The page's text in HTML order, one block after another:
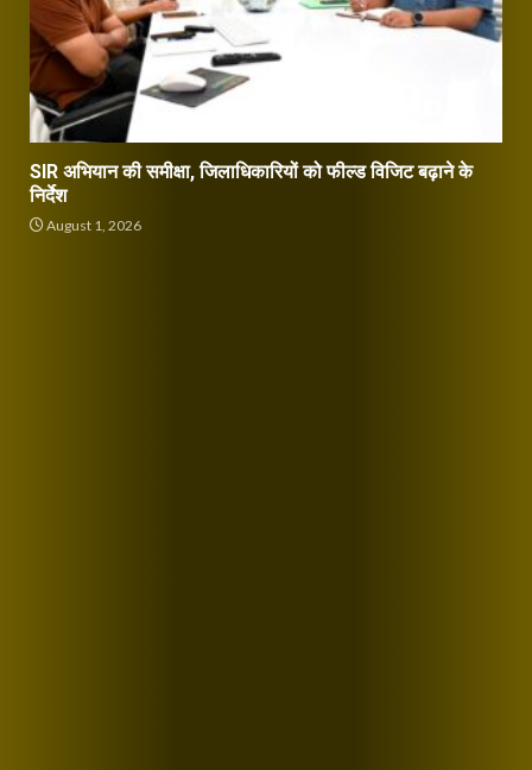
SIR अभियान की समीक्षा, जिलाधिकारियों को फील्ड विजिट बढ़ाने के
निर्देश
August 1, 2026